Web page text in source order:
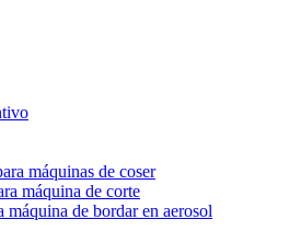
máquinas de coser
máquina de corte
máquina de bordar en aerosol